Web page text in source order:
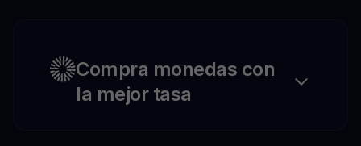
Compra monedas con
la mejor tasa